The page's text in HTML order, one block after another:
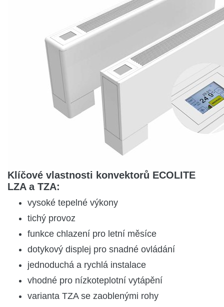
Klíčové vlastnosti konvektorů ECOLITE
LZA a TZA:
vysoké tepelné výkony
tichý provoz
funkce chlazení pro letní měsíce
dotykový displej pro snadné ovládání
jednoduchá a rychlá instalace
vhodné pro nízkoteplotní vytápění
varianta TZA se zaoblenými rohy